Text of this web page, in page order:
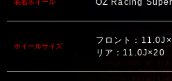
装着ホイール OZ Racing
ホイールサイズ
フロント：
リア：11.0J×20